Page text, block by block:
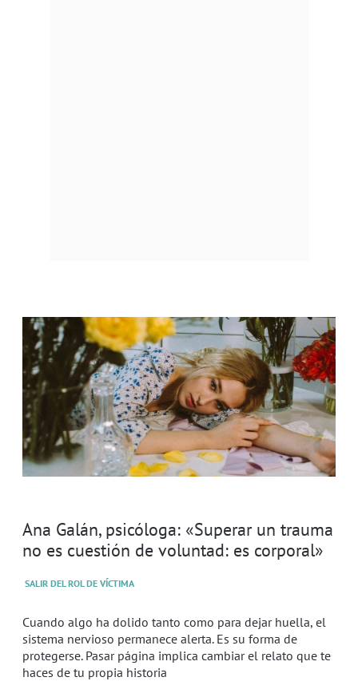
Ana Galán, psicóloga: «Superar un trauma
no es cuestión de voluntad: es corporal»
SALIR DEL ROL DE VÍCTIMA
Cuando algo ha dolido tanto como para dejar huella, el
sistema nervioso permanece alerta. Es su forma de
protegerse. Pasar página implica cambiar el relato que te
haces de tu propia historia